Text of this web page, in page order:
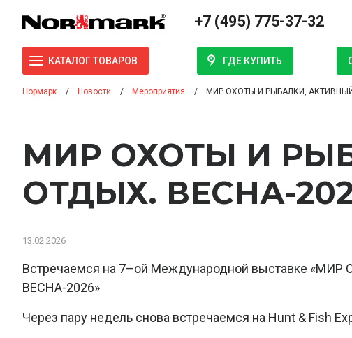
+7 (495) 775-37-32
КАТАЛОГ ТОВАРОВ ГДЕ КУПИТЬ
Нормарк Новости Мероприятия МИР ОХОТЫ И РЫБАЛКИ,
МИР ОХОТЫ И
ОТДЫХ. ВЕСНА-
13.02.2026
Встречаемся на 7–ой Международной выставке
ВЕСНА-2026»
Через пару недель снова встречаемся на Hunt & Fish